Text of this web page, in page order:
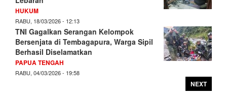
HUKUM
RABU, 18/03/2026 - 12:13
TNI Gagalkan Serangan Kelompok
Bersenjata di Tembagapura, Warga Sipil
Berhasil Diselamatkan
PAPUA TENGAH
RABU, 04/03/2026 - 19:58
NEXT